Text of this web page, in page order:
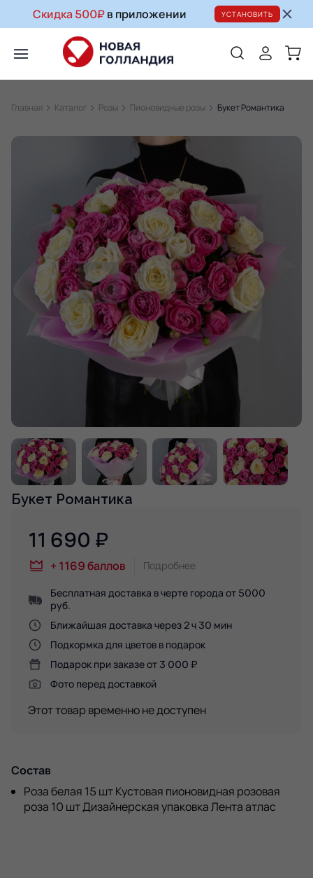
Скидка 500₽в приложении УСТАНОВИТЬ
Главная Каталог Розы Пионовидные розы Букет Романтика
Букет Романтика
11 690 ₽
+ 1169баллов Подробнее
Бесплатная доставка в черте города от 5000
руб.
Ближайшая доставка через 2 ч 30 мин
Подкормка для цветов в подарок
Подарок при заказе от 3 000 ₽
Фото перед доставкой
Этот товар временно не доступен
Состав
Роза белая 15 шт Кустовая пионовидная розовая
роза 10 шт Дизайнерская упаковка Лента атлас